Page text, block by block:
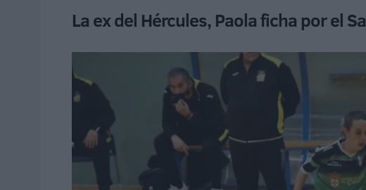
La ex del Hércules, Paola ficha por el